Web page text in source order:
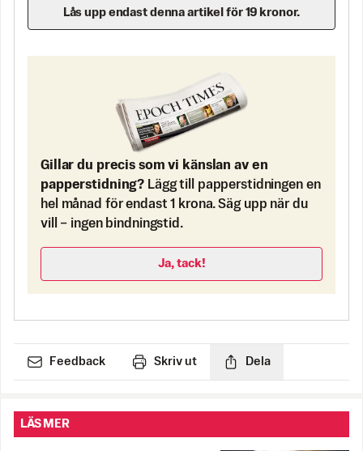
Lås upp endast denna artikel för 19 kronor.
Gillar du precis som vi känslan av en
papperstidning? Lägg till papperstidningen en
hel månad för endast 1 krona. Säg upp när du
vill – ingen bindningstid.
Ja, tack!
Feedback Skriv ut Dela
LÄS MER